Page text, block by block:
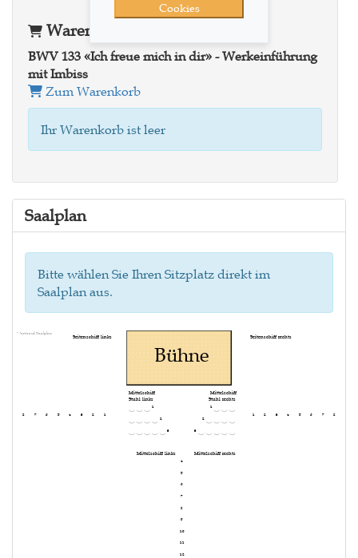
Warenkorb
BWV 133 «Ich freue mich in dir» - Werkeinführung
mit Imbiss
Zum Warenkorb
Ihr Warenkorb ist leer
Saalplan
Bitte wählen Sie Ihren Sitzplatz direkt im
Saalplan aus.
Warte auf Saalplan
Bühne
Seitenschiff links Seitenschiff rechts
Mittelschiff
Stuhl links
Mittelschiff
Stuhl rechts
Mittelschiff rechts
Mittelschiff links
8 7 6 5 4 3 2 1
1
2
3
1
2
3
4
5
6
7
8
9
10
11
12
1 2 3 4 5 6 7 8
Cookies